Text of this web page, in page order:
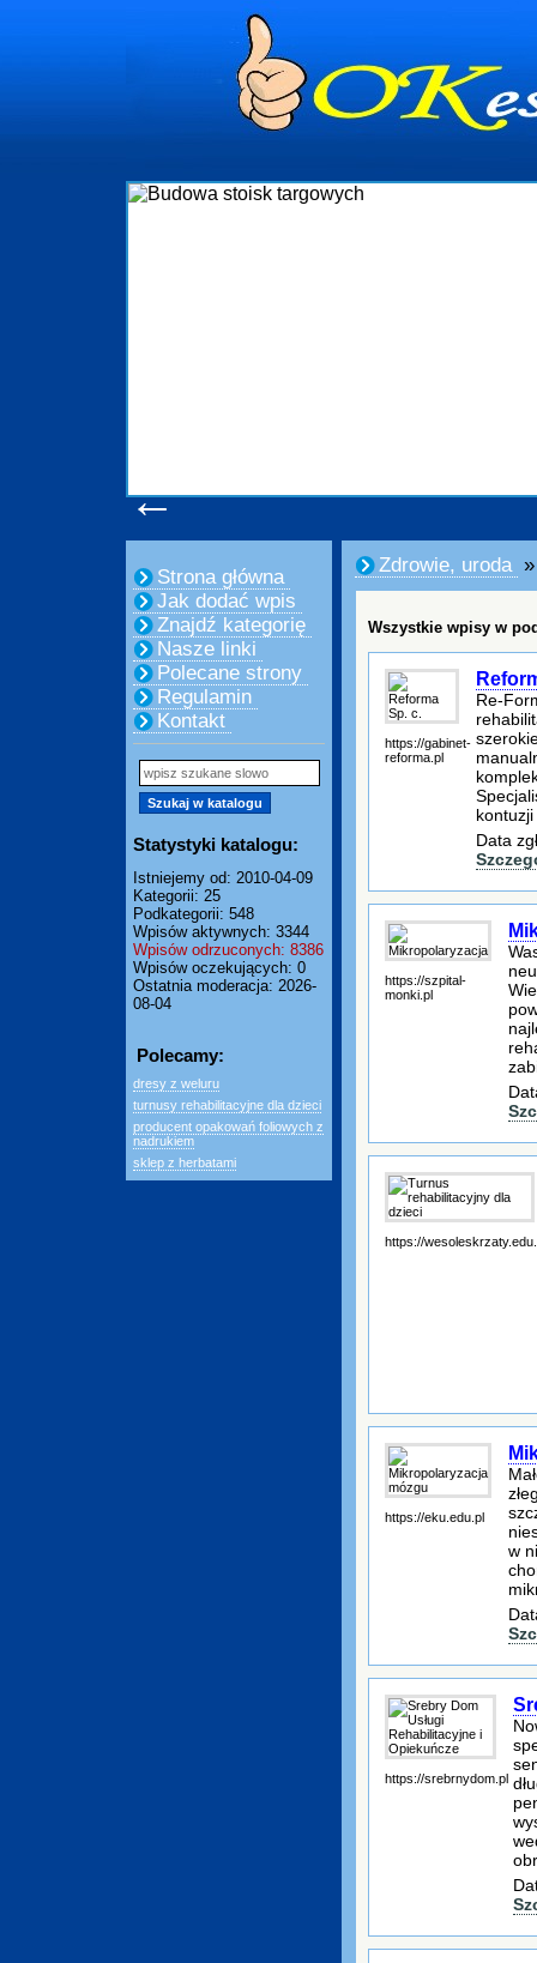
←
Strona główna
Jak dodać wpis
Znajdź kategorię
Nasze linki
Polecane strony
Regulamin
Kontakt
Statystyki katalogu:
Istniejemy od: 2010-04-09
Kategorii: 25
Podkategorii: 548
Wpisów aktywnych: 3344
Wpisów odrzuconych: 8386
Wpisów oczekujących: 0
Ostatnia moderacja: 2026-
08-04
Polecamy:
dresy z weluru
turnusy rehabilitacyjne dla dzieci
producent opakowań foliowych z
nadrukiem
sklep z herbatami
Zdrowie, uroda
Wszystkie wpisy w
https://gabinet-
reforma.pl
Re-
Data
https://szpital-
monki.pl
https://
https://eku.edu.pl
w
https://srebrnydom.pl